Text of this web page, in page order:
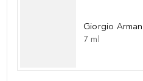
Giorgio
7 ml